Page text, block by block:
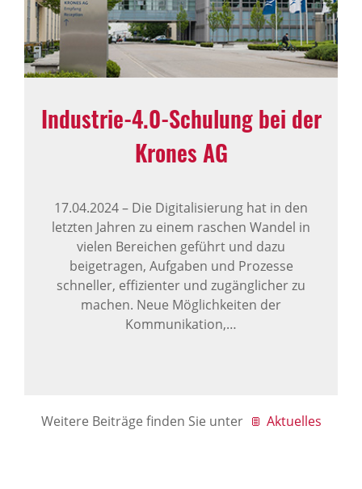
Industrie-​4.0-​Schulung bei der
Krones AG
17.04.2024– Die Digitalisierung hat in den
letzten Jahren zu einem raschen Wandel in
vielen Bereichen geführt und dazu
beigetragen, Aufgaben und Prozesse
schneller, effizienter und zugänglicher zu
machen. Neue Möglichkeiten der
Kommunikation,…
Weitere Beiträge finden Sie unter Aktuelles